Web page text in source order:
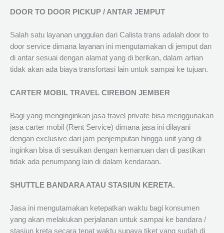
DOOR TO DOOR PICKUP / ANTAR JEMPUT
Salah satu layanan unggulan dari Calista trans adalah door to
door service dimana layanan ini mengutamakan di jemput dan
di antar sesuai dengan alamat yang di berikan, dalam artian
tidak akan ada biaya transfortasi lain untuk sampai ke tujuan.
CARTER MOBIL TRAVEL CIREBON JEMBER
Bagi yang menginginkan jasa travel private bisa menggunakan
jasa carter mobil (Rent Service) dimana jasa ini dilayani
dengan exclusive dari jam penjemputan hingga unit yang di
inginkan bisa di sesuikan dengan kemanuan dan di pastikan
tidak ada penumpang lain di dalam kendaraan.
SHUTTLE BANDARA ATAU STASIUN KERETA.
Jasa ini mengutamakan ketepatkan waktu bagi konsumen
yang akan melakukan perjalanan untuk sampai ke bandara /
stasiun kreta secara tepat waktu supaya tiket yang sudah di